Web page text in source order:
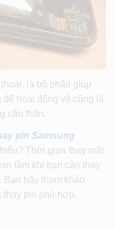
là bộ phận giúp
hoạt động và cũng là
cẩn thận.
pin Samsung
Thời gian thay mất
tâm khi bạn cần thay
Bạn hãy tham khảo
pin phù hợp.